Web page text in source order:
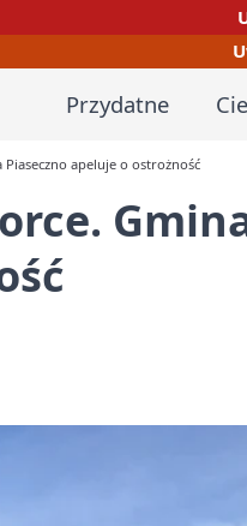
Przydatne
apeluje o ostrożność